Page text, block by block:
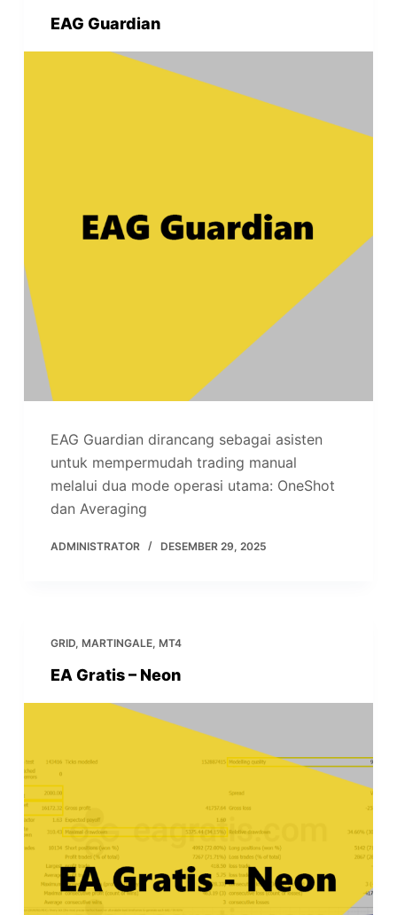
EAG Guardian
EAG Guardian dirancang sebagai asisten
untuk mempermudah trading manual
melalui dua mode operasi utama: OneShot
dan Averaging
ADMINISTRATOR DESEMBER 29, 2025
GRID, MARTINGALE, MT4
EA Gratis – Neon